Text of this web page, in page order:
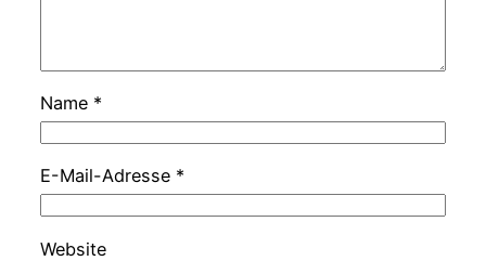
Name *
E-Mail-Adresse *
Website